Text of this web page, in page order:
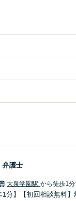
弁護士
大泉学園駅 から徒歩1分
1分】【初回相談無料